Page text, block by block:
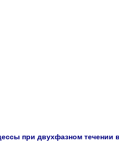
при двухфазном течении